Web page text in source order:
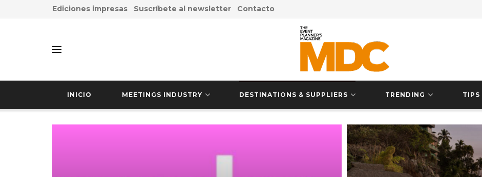
Ediciones impresas Suscríbete al newsletter Contacto
INICIO MEETINGS INDUSTRY DESTINATIONS & SUPPLIERS TRENDING TIPS